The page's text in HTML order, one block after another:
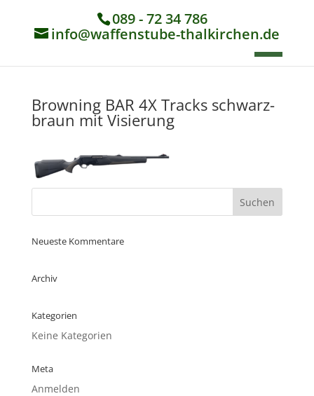
089 - 72 34 786
info@waffenstube-thalkirchen.de
Browning BAR 4X Tracks schwarz-
braun mit Visierung
Neueste Kommentare
Archiv
Kategorien
Keine Kategorien
Meta
Anmelden